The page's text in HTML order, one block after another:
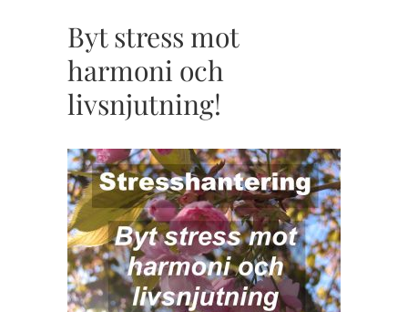
Byt stress mot
harmoni och
livsnjutning!